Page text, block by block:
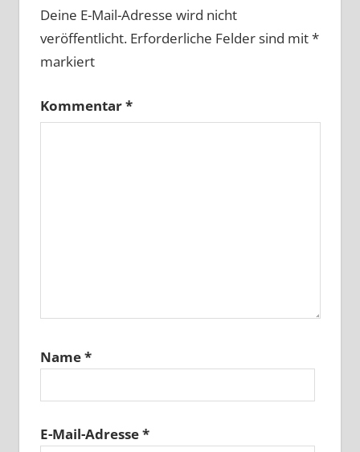
Deine E-Mail-Adresse wird nicht
veröffentlicht. Erforderliche Felder sind mit*
markiert
Kommentar*
Name*
E-Mail-Adresse*